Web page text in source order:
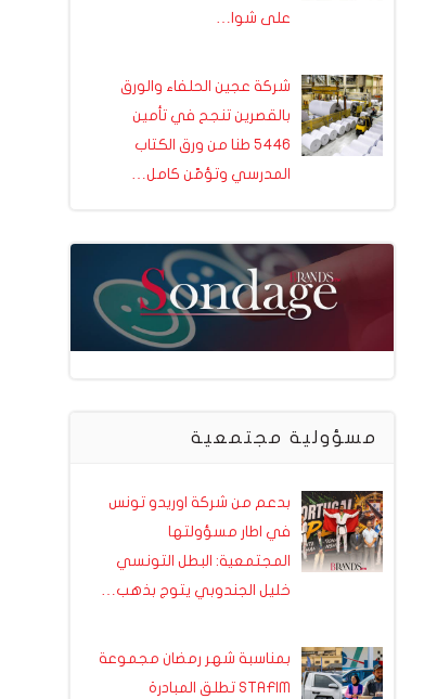
على شوا…
شركة عجين الحلفاء والورق
بالقصرين تنجح في تأمين
5446 طنا من ورق الكتاب
المدرسي وتؤمّن كامل…
مسؤولية مجتمعية
بدعم من شركة اوريدو تونس
في اطار مسؤولتها
المجتمعية: البطل التونسي
خليل الجندوبي يتوج بذهب…
بمناسبة شهر رمضان مجموعة
STAFIM تطلق المبادرة